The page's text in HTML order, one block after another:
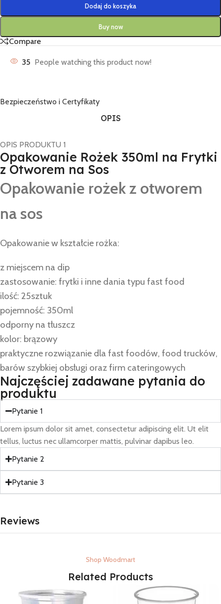
Dodaj do koszyka
Buy now
Compare
35 People watching this product now!
Bezpieczeństwo i Certyfikaty
OPIS
OPIS PRODUKTU 1
Opakowanie Rożek 350ml na Frytki
z Otworem na Sos
Opakowanie rożek z otworem
na sos
Opakowanie w kształcie rożka:
z miejscem na dip
zastosowanie: frytki i inne dania typu fast food
ilość: 25sztuk
pojemność: 350ml
odporny na tłuszcz
kolor: brązowy
praktyczne rozwiązanie dla fast foodów, food trucków,
barów szybkiej obsługi oraz firm cateringowych
Najczęściej zadawane pytania do
produktu
Pytanie 1
Lorem ipsum dolor sit amet, consectetur adipiscing elit. Ut elit
tellus, luctus nec ullamcorper mattis, pulvinar dapibus leo.
Pytanie 2
Pytanie 3
Reviews
Shop Woodmart
Related Products